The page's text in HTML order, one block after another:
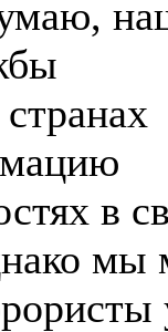
в
мы